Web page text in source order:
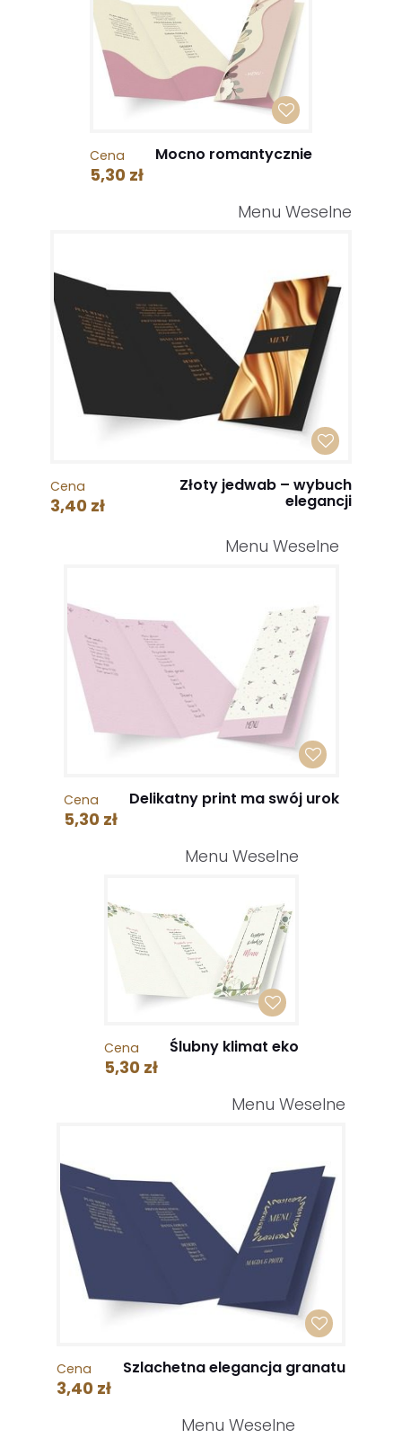
Cena
5,30 zł
Mocno romantycznie
Menu Weselne
Cena
3,40 zł
Złoty jedwab – wybuch
elegancji
Menu Weselne
Cena
5,30 zł
Delikatny print ma swój urok
Menu Weselne
Cena
5,30 zł
Ślubny klimat eko
Menu Weselne
Cena
3,40 zł
Szlachetna elegancja granatu
Menu Weselne